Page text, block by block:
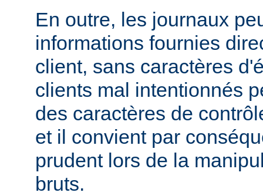
En outre, les journaux
informations fournies
client, sans caractères
clients mal intentionnés
des caractères de
et il convient par
prudent lors de la
bruts.